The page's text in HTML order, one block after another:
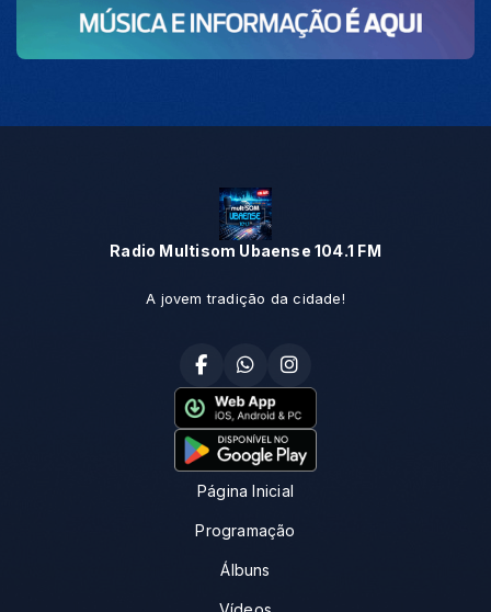
Radio Multisom Ubaense 104.1 FM
A jovem tradição da cidade!
Página Inicial
Programação
Álbuns